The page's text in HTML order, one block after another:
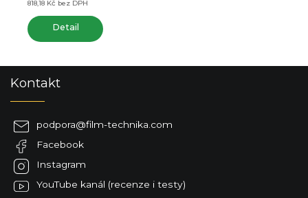
Kontakt
podpora@film-technika.com
Facebook
Instagram
YouTube kanál (recenze i testy)